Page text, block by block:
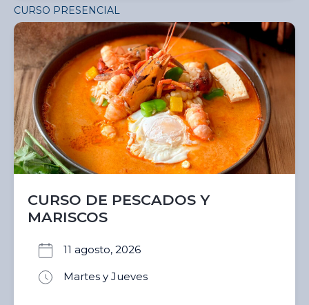
CURSO PRESENCIAL
CURSO DE PESCADOS Y
MARISCOS
11 agosto, 2026
Martes y Jueves